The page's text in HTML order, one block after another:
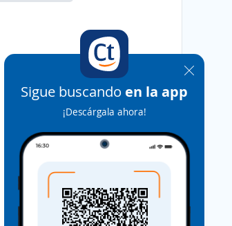
Sigue buscando en la app
¡Descárgala ahora!